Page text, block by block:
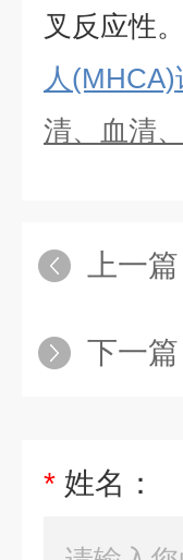
叉反应性
人(MHCA)
清、血清
上一篇
下一篇
* 姓名：